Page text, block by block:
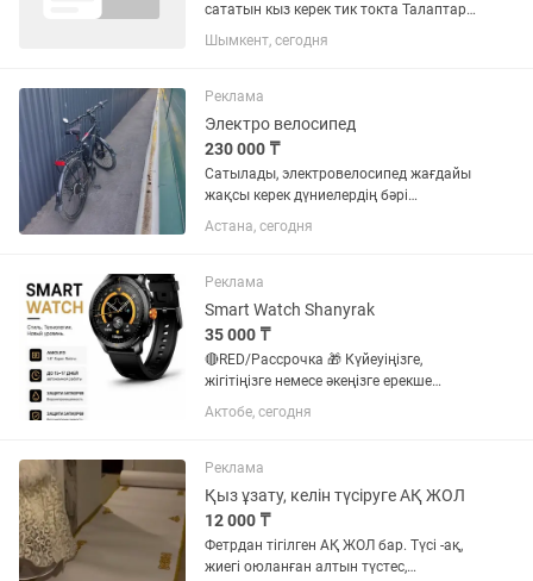
сататын кыз керек тик токта Талаптар:
казак тилинде сойлеу(миндетти)
Камерадан корыкпай уялмай сенимди
билу Сату кабилети бар болу...
Шымкент, сегодня
Реклама
Электро велосипед
230 000 ₸
Сатылады, электровелосипед жағдайы
жақсы керек дүниелердің бәрі
салынған дайын күйде бәрі және
қосымша запас килт бар насос шести
комплектысымен беремын
Астана, сегодня
Реклама
Smart Watch Shanyrak
35 000 ₸
🔴RED/Рассрочка 🎁 Күйеуіңізге,
жігітіңізге немесе әкеңізге ерекше
сыйлық іздеп жүрсіз бе? ⌚ Смарт сағат
– күнделікті өмірге пайдалы әрі стильді
Қоңырауға жауап беру және...
Актобе, сегодня
Реклама
Қыз ұзату, келін түсіруге АҚ ЖОЛ
12 000 ₸
Фетрдан тігілген АҚ ЖОЛ бар. Түсі -ақ,
жиегі оюланған алтын түстес,